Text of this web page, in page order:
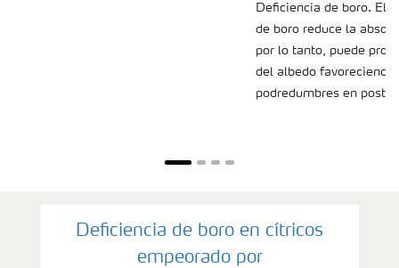
Deficiencia de boro. El
de boro reduce la
por lo tanto, puede
del albedo favoreciendo
podredumbres en post
Deficiencia de boro en cítricos
empeorado por